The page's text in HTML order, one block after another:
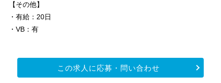
【その他】
・有給：20日
・VB：有
この求人に応募・問い合わせ